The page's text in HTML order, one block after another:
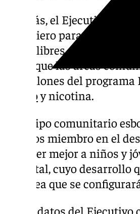
Además, el Ejecutivo
financiero para poner en
zonas libres de humos,
euros que las arcas
80 millones del
tabacoy nicotina.
El equipo comunitario
Estados miembro en el
proteger mejor a niños y
y mental, cuyo
Europea que se
Según datos del